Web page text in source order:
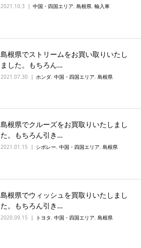
2021.10.3 中国・四国エリア, 島根県, 輸入車
島根県でストリームをお買い取りいたし
ました。もちろん…
2021.07.30 ホンダ, 中国・四国エリア, 島根県
島根県でクルーズをお買取りいたしまし
た。もちろん引き…
2021.01.15 シボレー, 中国・四国エリア, 島根県
島根県でウィッシュを買取りいたしまし
た。もちろん引き…
2020.09.15 トヨタ, 中国・四国エリア, 島根県